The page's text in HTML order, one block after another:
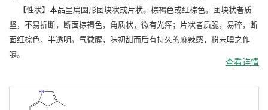
【性状】本品呈扁圆形团块状或片状。棕褐色或红棕色。团块状者质
坚，不易折断，断面棕褐色，角质状，微有光痒；片状者质脆，易碎，断
面红棕色，半透明。气微腥，味初甜而后有持久的麻辣感，粉末嗅之作
嚏。
查看详情